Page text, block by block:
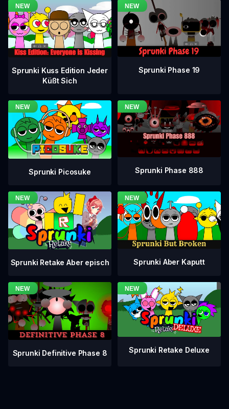
Sprunki Kuss Edition Jeder
Küßt Sich
Sprunki Phase 19
Sprunki Picosuke Sprunki Phase 888
Sprunki Retake Aber episch Sprunki Aber Kaputt
Sprunki Definitive Phase 8 Sprunki Retake Deluxe